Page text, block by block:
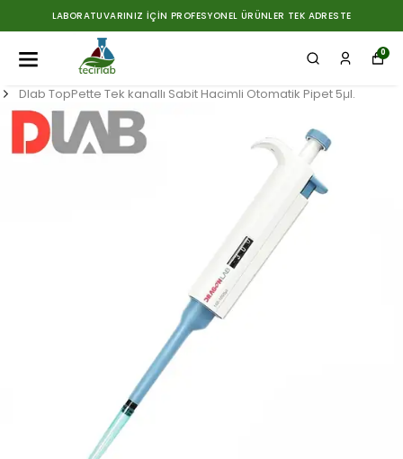
LABORATUVARINIZ İÇIN PROFESYONEL ÜRÜNLER TEK ADRESTE
0
Dlab TopPette Tek kanallı Sabit Hacimli Otomatik Pipet 5μl.